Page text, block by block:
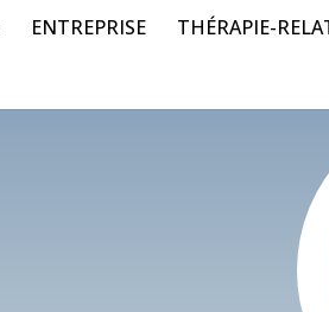
ENTREPRISE THÉRAPIE-